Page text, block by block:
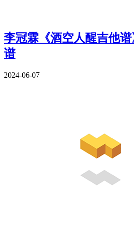
李冠霖《酒空人醒吉他
谱
2024-06-07